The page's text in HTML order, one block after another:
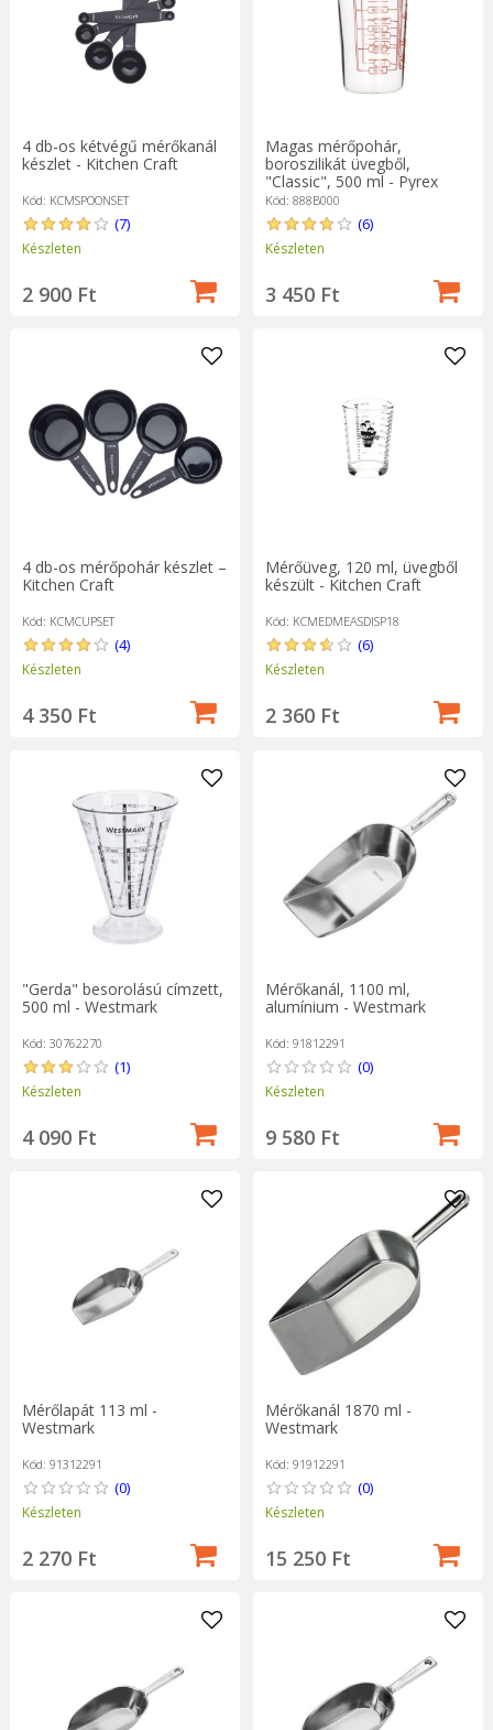
4 db-os kétvégű mérőkanál
készlet - Kitchen Craft
Kód: KCMSPOONSET
(7)
Készleten
2 900 Ft
Magas mérőpohár,
boroszilikát üvegből,
"Classic", 500 ml - Pyrex
Kód: 888B000
(6)
Készleten
3 450 Ft
4 db-os mérőpohár készlet –
Kitchen Craft
Kód: KCMCUPSET
(4)
Készleten
4 350 Ft
Mérőüveg, 120 ml, üvegből
készült - Kitchen Craft
Kód: KCMEDMEASDISP18
(6)
Készleten
2 360 Ft
"Gerda" besorolású címzett,
500 ml - Westmark
Kód: 30762270
(1)
Készleten
4 090 Ft
Mérőkanál, 1100 ml,
alumínium - Westmark
Kód: 91812291
(0)
Készleten
9 580 Ft
Mérőlapát 113 ml -
Westmark
Kód: 91312291
(0)
Készleten
2 270 Ft
Mérőkanál 1870 ml -
Westmark
Kód: 91912291
(0)
Készleten
15 250 Ft